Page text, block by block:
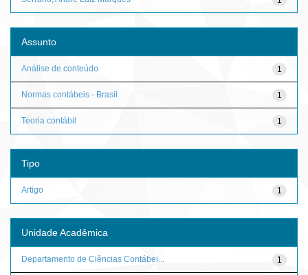
Assunto
1
Análise de conteúdo
1
Normas contábeis - Brasil
1
Teoria contábil
Tipo
1
Artigo
Unidade Acadêmica
1
Departamento de Ciências Contábei...